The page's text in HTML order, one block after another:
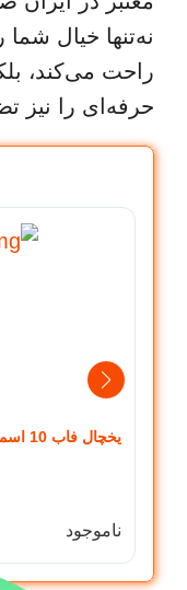
نه‌تنها خیال شما
راحت می‌کند،
حرفه‌ای را نیز
یخچال فاب 10 اسمگ SMEG مدل فریزر دار سفید
ناموجود